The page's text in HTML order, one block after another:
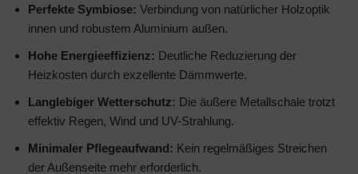
Perfekte Symbiose: Verbindung von natürlicher Holzoptik
innen und robustem Aluminium außen.
Hohe Energieeffizienz: Deutliche Reduzierung der
Heizkosten durch exzellente Dämmwerte.
Langlebiger Wetterschutz: Die äußere Metallschale trotzt
effektiv Regen, Wind und UV-Strahlung.
Minimaler Pflegeaufwand: Kein regelmäßiges Streichen
der Außenseite mehr erforderlich.